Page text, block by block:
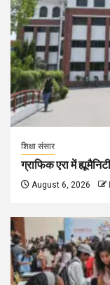
शिक्षा संसार
ग्राफिक एरा में
August 6, 2026